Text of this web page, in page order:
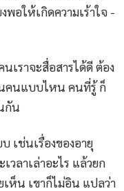
อให้เกิดความเร้าใจ -
เราจะสื่อสารได้ดี ต้อง
คนแบบไหน คนที่รู้ ก็
กัน
เช่นเรื่องของอายุ
วลาเล่าอะไร แล้วยก
เห็น เขาก็ไม่อิน แปลว่า